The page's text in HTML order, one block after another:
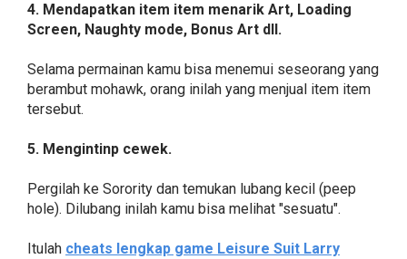
4. Mendapatkan item item menarik Art, Loading
Screen, Naughty mode, Bonus Art dll.
Selama permainan kamu bisa menemui seseorang yang
berambut mohawk, orang inilah yang menjual item item
tersebut.
5. Mengintinp cewek.
Pergilah ke Sorority dan temukan lubang kecil (peep
hole). Dilubang inilah kamu bisa melihat "sesuatu".
Itulah cheats lengkap game Leisure Suit Larry